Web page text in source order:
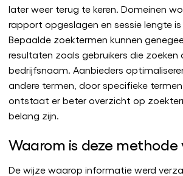
later weer terug te keren. Domeinen
rapport opgeslagen en sessie lengte is
Bepaalde zoektermen kunnen
resultaten zoals gebruikers die zoeken
bedrijfsnaam. Aanbieders
andere termen, door specifieke
ontstaat er beter overzicht op
belang zijn.
Waarom is deze methode
De wijze waarop informatie werd